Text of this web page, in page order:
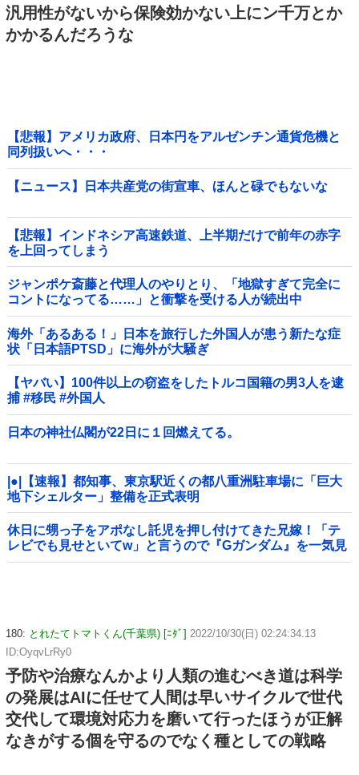
汎用性がないから保険効かない上にン千万とか
かかるんだろうな
【悲報】アメリカ政府、日本円をアルゼンチン通貨危機と
同列扱いへ・・・
【ニュース】日本共産党の街宣車、ほんと碌でもないな
【悲報】インドネシア高速鉄道、上半期だけで前年の赤字
を上回ってしまう
wwwwwwwwwwwwwwwwwwwwwwwwwwwwwwwwwww
wwwwwwwwww他
ジャンポケ斎藤と代理人のやりとり、「地獄すぎて完全に
コントになってる……」と衝撃を受ける人が続出中
海外「あるある！」日本を旅行した外国人が患う新たな症
状「日本語PTSD」に海外が大騒ぎ
【ヤバい】100件以上の窃盗をしたトルコ国籍の男3人を逮
捕 #移民 #外国人
日本の神社仏閣が22日に１回燃えてる。
|●|【速報】都知事、東京駅近くの都八重洲駐車場に「巨大
地下シェルター」整備を正式表明
休日に甥っ子をアポなし託児を押し付けてきた兄嫁！「テ
レビでも見せといてw」と言うので『Gガンダム』を一気見
させた結果……甥っ子が重度の中二病を発症して家で大暴
180: とれたてトマトくん(千葉県) [ﾆﾀﾞ] 2022/10/30(日) 02:24:34.13
ID:OyqvLrRy0
予防や治療なんかより人類の進むべき道は科学
の発展はAIに任せて人間は早いサイクルで世代
交代して環境対応力を磨いて行ったほうが正解
なきがする個を守るのでなく種としての戦略